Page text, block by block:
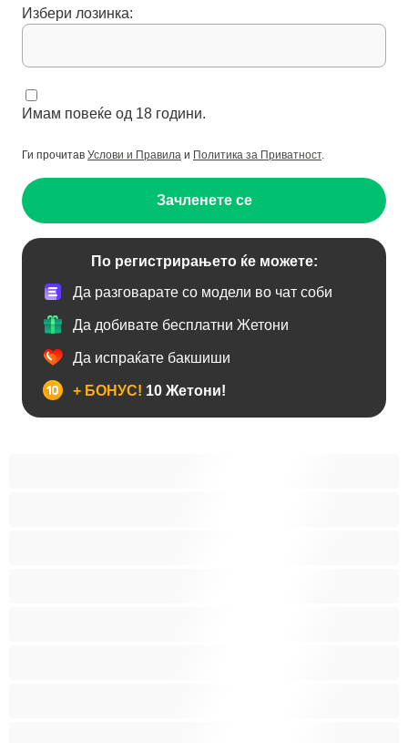
Избери лозинка:
Имам повеќе од 18 години.
Ги прочитав Услови и Правила и Политика за Приватност.
Зачленете се
По регистрирањето ќе можете:
Да разговарате со модели во чат соби
Да добивате бесплатни Жетони
Да испраќате бакшиши
+ БОНУС! 10 Жетони!